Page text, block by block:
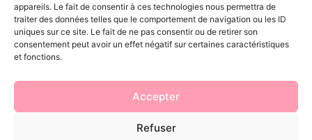
appareils. Le fait de consentir à ces technologies nous permettra de
traiter des données telles que le comportement de navigation ou les ID
uniques sur ce site. Le fait de ne pas consentir ou de retirer son
consentement peut avoir un effet négatif sur certaines caractéristiques
et fonctions.
Accepter
Refuser
Besoin d'informations
supplémentaires ?